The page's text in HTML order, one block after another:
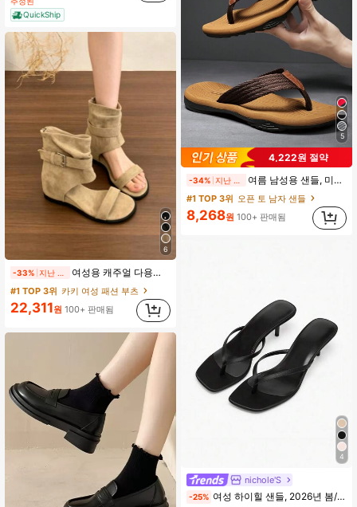
QuickShip
6
-33% 여성용 캐주얼 다용도 일상 여행 바지 버클 디자인
#1 TOP 3위 카키 여성 패션 부츠
22,311원 100+ 판매됨
5
4,222원 절약
-34% 여름 남성용 샌들, 미끄럼방지 비치 플립플롭, 캐주얼하고 편안한 휴일 슬리퍼
#1 TOP 3위 오픈 토 남자 샌들
8,268원 100+ 판매됨
4
nichole'S
-25% 여성 하이힐 샌들, 2026년 봄/여름 신상 블랙 미드힐 키튼힐 샌들 장식 포함, 오픈토 야외 슬리퍼, 블랙 하이힐